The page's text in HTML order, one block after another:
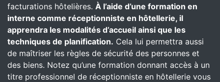
facturations hôtelières. À l’aide d’une formation en
interne comme réceptionniste en hôtellerie, il
apprendra les modalités d’accueil ainsi que les
techniques de planification. Cela lui permettra aussi
de maîtriser les règles de sécurité des personnes et
des biens. Notez qu’une formation donnant accès à un
titre professionnel de réceptionniste en hôtellerie vous